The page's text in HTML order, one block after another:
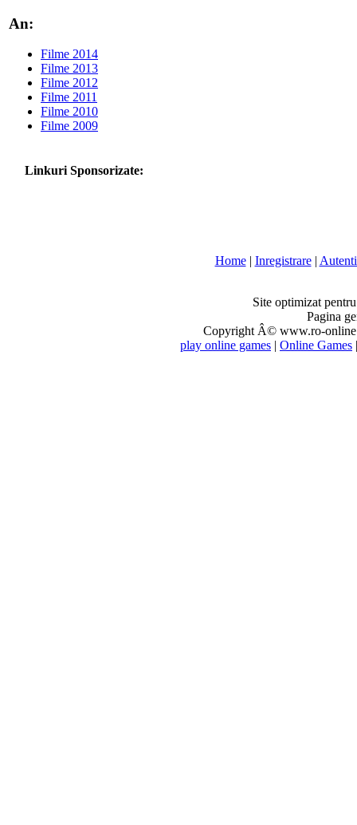
An:
Filme 2014
Filme 2013
Filme 2012
Filme 2011
Filme 2010
Filme 2009
Linkuri Sponsorizate:
Home| Inregistrare|
Site optimizat
Pagina
Copyright Â© www.ro-
play online games | Online Games